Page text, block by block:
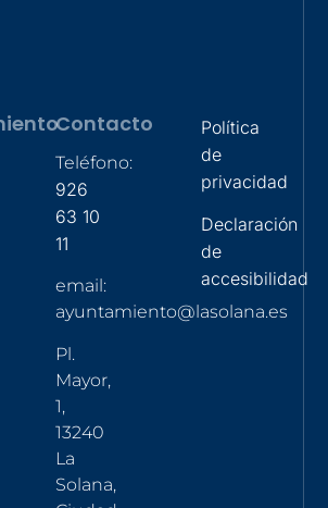
Contacto
Teléfono:
926
63 10
11
email:
ayuntamiento@lasolana.es
Pl.
Mayor,
1,
13240
La
Solana,
Política
de
privacidad
Declaración
de
accesibilidad